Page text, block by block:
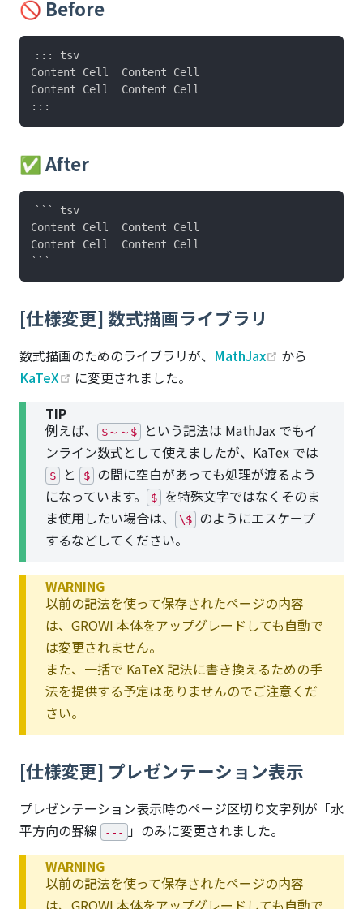
🚫 Before
::: tsv
Content Cell  Content Cell
Content Cell  Content Cell
✅ After
``` tsv
Content Cell  Content Cell
Content Cell  Content Cell
[仕様変更] 数式描画ライブラリ
数式描画のためのライブラリが、 MathJax (opens new
から
KaTeX
(opens new window)
に変更されました。
TIP
例えば、
$～～$
という記法は MathJax でもイ
ンライン数式として使えましたが、KaTex では
$ と $
の間に空白があっても処理が渡るよう
になっています。
$
を特殊文字ではなくそのま
ま使用したい場合は、
\$
のようにエスケープ
するなどしてください。
WARNING
以前の記法を使って保存されたページの内容
は、GROWI 本体をアップグレードしても自動で
は変更されません。
また、一括で KaTeX 記法に書き換えるための手
法を提供する予定はありませんのでご注意くだ
さい。
[仕様変更] プレゼンテーション表示
プレゼンテーション表示時のページ区切り文字列が「水
平方向の罫線
---
」のみに変更されました。
WARNING
以前の記法を使って保存されたページの内容
は、GROWI 本体をアップグレードしても自動で